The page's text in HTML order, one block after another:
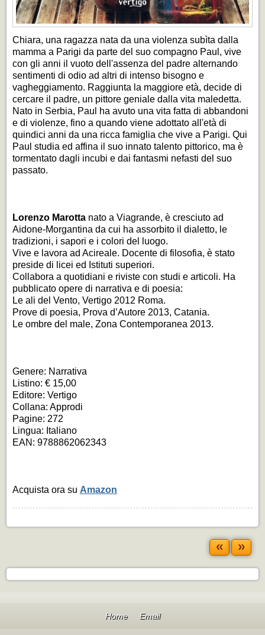
Chiara, una ragazza nata da una violenza subìta dalla
mamma a Parigi da parte del suo compagno Paul, vive
con gli anni il vuoto dell'assenza del padre alternando
sentimenti di odio ad altri di intenso bisogno e
vagheggiamento. Raggiunta la maggiore età, decide di
cercare il padre, un pittore geniale dalla vita maledetta.
Nato in Serbia, Paul ha avuto una vita fatta di abbandoni
e di violenze, fino a quando viene adottato all'età di
quindici anni da una ricca famiglia che vive a Parigi. Qui
Paul studia ed affina il suo innato talento pittorico, ma è
tormentato dagli incubi e dai fantasmi nefasti del suo
passato.
Lorenzo Marotta nato a Viagrande, è cresciuto ad
Aidone-Morgantina da cui ha assorbito il dialetto, le
tradizioni, i sapori e i colori del luogo.
Vive e lavora ad Acireale. Docente di filosofia, è stato
preside di licei ed Istituti superiori.
Collabora a quotidiani e riviste con studi e articoli. Ha
pubblicato opere di narrativa e di poesia:
Le ali del Vento, Vertigo 2012 Roma.
Prove di poesia, Prova d’Autore 2013, Catania.
Le ombre del male, Zona Contemporanea 2013.
Genere: Narrativa
Listino: € 15,00
Editore: Vertigo
Collana: Approdi
Pagine: 272
Lingua: Italiano
EAN: 9788862062343
Acquista ora su Amazon
« »
Home Email